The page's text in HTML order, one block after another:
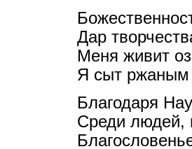
Дар
Меня живит
Я сыт
Благодаря
Среди людей,